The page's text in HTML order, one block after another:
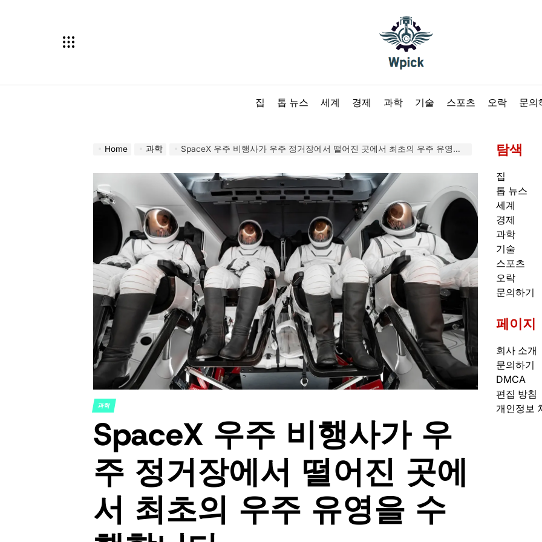
집
톱 뉴스 세계 경제 과학 기술 스포츠 오락 문의
Home 과학 SpaceX 우주 비행사가 우주 정거장에서 떨어진 곳에서 최초의 우주 유영을 수행합니다.
POSTED
과학
SpaceX 우주 비행사가 우
주 정거장에서 떨어진 곳에
서 최초의 우주 유영을 수
탐색
집
톱 뉴스
세계
경제
과학
기술
스포츠
오락
문의하기
페이지
회사 소개
문의하기
DMCA
편집 방침
개인정보